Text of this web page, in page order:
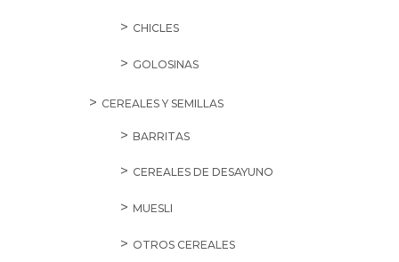
CHICLES
GOLOSINAS
CEREALES Y SEMILLAS
BARRITAS
CEREALES DE DESAYUNO
MUESLI
OTROS CEREALES